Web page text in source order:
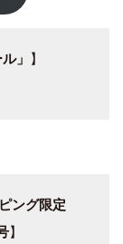
」 】
ング限定
】